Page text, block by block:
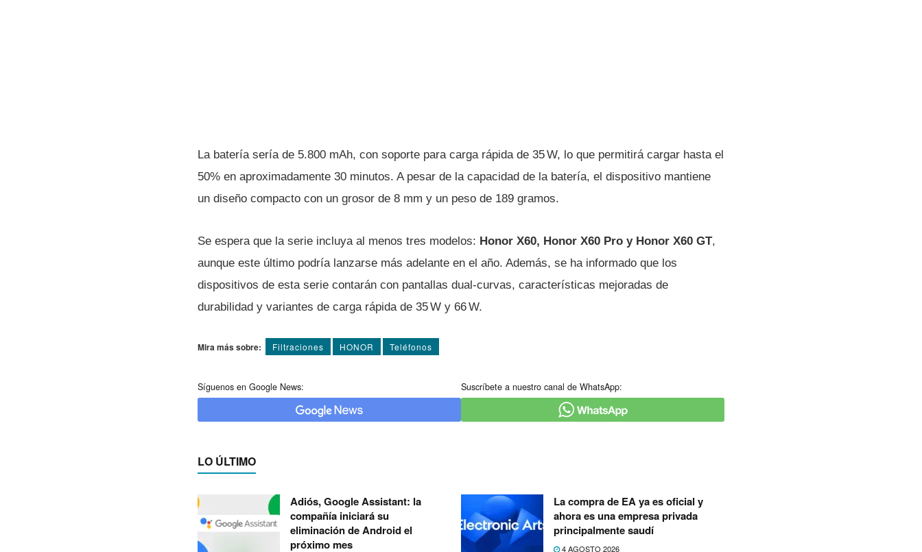
La batería sería de 5.800 mAh, con soporte para carga rápida de 35 W, lo que permitirá cargar hasta el
50% en aproximadamente 30 minutos. A pesar de la capacidad de la batería, el dispositivo mantiene
un diseño compacto con un grosor de 8 mm y un peso de 189 gramos.
Se espera que la serie incluya al menos tres modelos: Honor X60, Honor X60 Pro y Honor X60 GT,
aunque este último podría lanzarse más adelante en el año. Además, se ha informado que los
dispositivos de esta serie contarán con pantallas dual-curvas, características mejoradas de
durabilidad y variantes de carga rápida de 35 W y 66 W.
Mira más sobre: Filtraciones HONOR Teléfonos
Síguenos en Google News: Suscríbete a nuestro canal de WhatsApp:
LO ÚLTIMO
Adiós, Google Assistant: la
compañía iniciará su
eliminación de Android el
próximo mes
La compra de EA ya es oficial y
ahora es una empresa privada
principalmente saudí
4 AGOSTO 2026